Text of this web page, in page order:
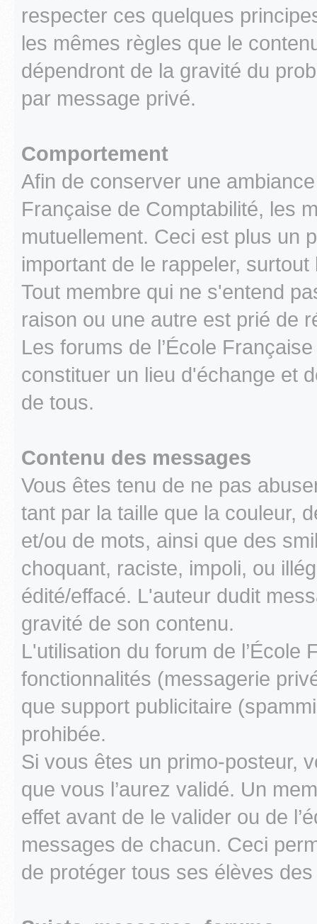
respecter ces quelques
les mêmes règles que le
dépendront de la gravité du
par message privé.
Comportement
Afin de conserver une
Française de Comptabilité, les
mutuellement. Ceci est plus un
important de le rappeler,
Tout membre qui ne s'entend
raison ou une autre est prié de
Les forums de l’École
constituer un lieu d'échange et
de tous.
Contenu des messages
Vous êtes tenu de ne pas
tant par la taille que la couleur,
et/ou de mots, ainsi que des
choquant, raciste, impoli, ou
édité/effacé. L'auteur dudit
gravité de son contenu.
L'utilisation du forum de
fonctionnalités (messagerie
que support publicitaire
prohibée.
Si vous êtes un primo-posteur,
que vous l’aurez validé. Un
effet avant de le valider ou de
messages de chacun. Ceci
de protéger tous ses élèves